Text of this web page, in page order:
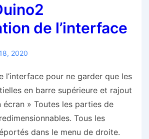
de l’interface
2020
l’interface pour ne garder que les
en barre supérieure et rajout
écran » Toutes les parties de
Tous les
dans le menu de droite.